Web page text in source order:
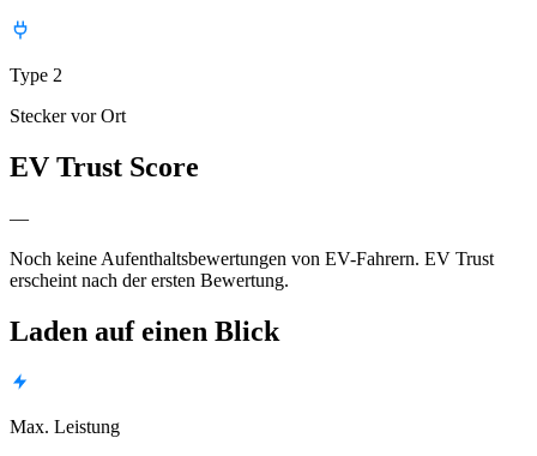
Type 2
Stecker vor Ort
EV Trust Score
—
Noch keine Aufenthaltsbewertungen von EV-Fahrern. EV Trust
erscheint nach der ersten Bewertung.
Laden auf einen Blick
Max. Leistung